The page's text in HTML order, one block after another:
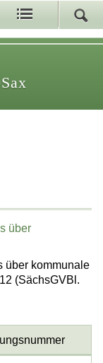
über
über kommunale
(SächsGVBl.